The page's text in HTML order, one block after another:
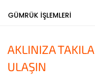
GÜMRÜK İŞLEMLERİ
AKLINIZA
ULAŞIN